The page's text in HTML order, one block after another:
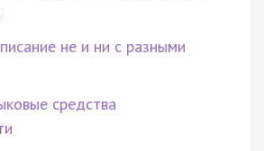
не и ни с разными
средства